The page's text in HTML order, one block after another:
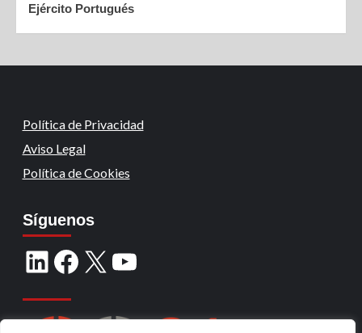
Ejército Portugués
Política de Privacidad
Aviso Legal
Política de Cookies
Síguenos